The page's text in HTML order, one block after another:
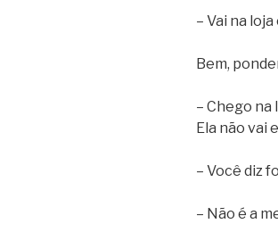
– Vai na
Bem,
– Chego na
Ela não vai
– Você diz
– Não é a